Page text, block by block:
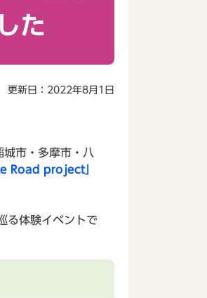
た
更新日：2022年8月1日
市・多摩市・八
Road project」
る体験イベントで